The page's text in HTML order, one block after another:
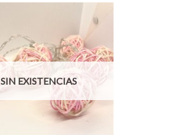
SIN EXISTENCIAS